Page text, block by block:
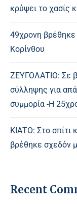
κρύψει το χασίς
49χρονη βρέθηκε
Κορίνθου
ΖΕΥΓΟΛΑΤΙΟ: Σε
σύλληψης για
συμμορία -Η
ΚΙΑΤΟ: Στο σπίτι
βρέθηκε σχεδόν
Recent